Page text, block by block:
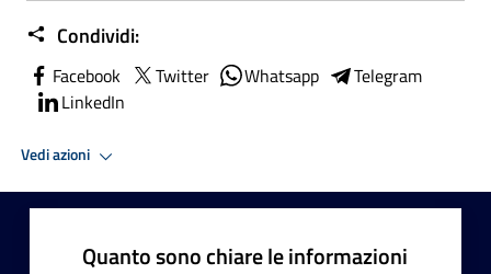
Condividi:
Facebook Twitter Whatsapp
Telegram
LinkedIn
Vedi azioni
Quanto sono chiare le informazioni